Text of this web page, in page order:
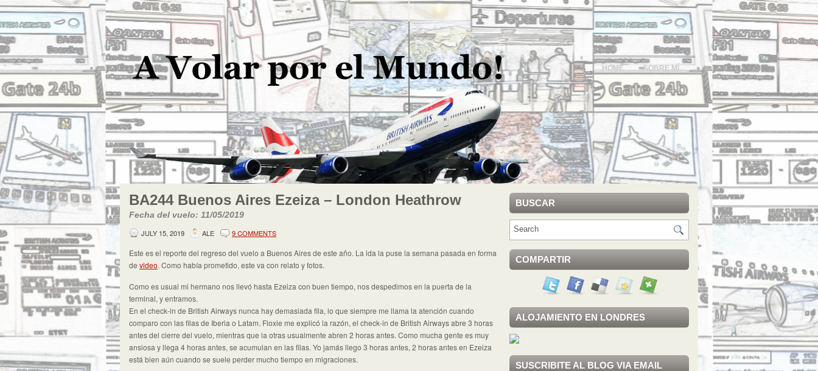
HOME SOBRE MÍ
BA244 Buenos Aires Ezeiza – London Heathrow
Fecha del vuelo: 11/05/2019
JULY 15, 2019
ALE 9 COMMENTS
Este es el reporte del regreso del vuelo a Buenos Aires de este año. La ida la puse la semana pasada en forma
de video. Como había prometido, este va con relato y fotos.
Como es usual mi hermano nos llevó hasta Ezeiza con buen tiempo, nos despedimos en la puerta de la
terminal, y entramos.
En el check-in de British Airways nunca hay demasiada fila, lo que siempre me llama la atención cuando
comparo con las filas de Iberia o Latam. Floxie me explicó la razón, el check-in de British Airways abre 3 horas
antes del cierre del vuelo, mientras que la otras usualmente abren 2 horas antes. Como mucha gente es muy
ansiosa y llega 4 horas antes, se acumulan en las filas. Yo jamás llego 3 horas antes, 2 horas antes en Ezeiza
está bien aún cuando se suele perder mucho tiempo en migraciones.
BUSCAR
COMPARTIR
ALOJAMIENTO EN LONDRES
SUSCRIBITE AL BLOG VIA EMAIL